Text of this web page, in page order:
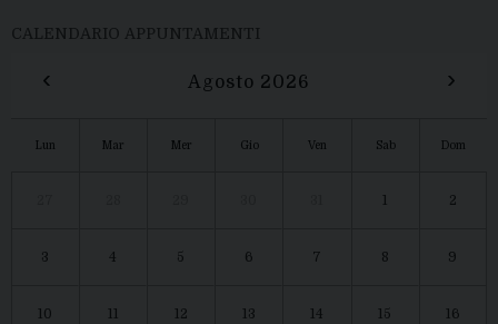
CALENDARIO APPUNTAMENTI
‹ Agosto 2026 ›
Lun Mar Mer Gio Ven Sab Dom
2
3 4 5 6 7 8 9
10 12 13 14 15 16